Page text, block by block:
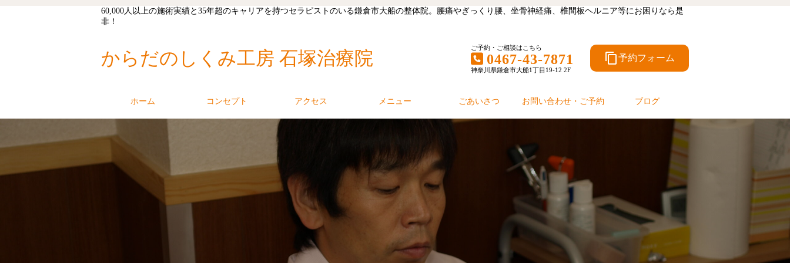
60,000人以上の施術実績と35年超のキャリアを持つセラピストのいる鎌倉市大船の整体院。腰痛やぎっくり腰、坐骨神経痛、椎間板ヘルニア等にお困りなら是
非！
からだのしくみ工房 石塚治療院
ご予約・ご相談はこちら
0467-43-7871
神奈川県鎌倉市大船1丁目19-12 2F
content_copy予約フォーム
ホーム コンセプト アクセス メニュー ごあいさつ お問い合わせ・ご予約 ブログ